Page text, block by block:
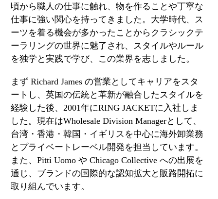
頃から職人の仕事に触れ、物を作ることや丁寧な
仕事に強い関心を持ってきました。大学時代、ス
ーツを着る機会が多かったことからクラシックテ
ーラリングの世界に魅了され、スタイルやルール
を独学と実践で学び、この業界を志しました。
まず Richard Jamesの営業としてキャリアをスタ
ートし、英国の伝統と革新が融合したスタイルを
経験した後、2001年にRING JACKETに入社しま
した。現在はWholesale Division Managerとして、
台湾・香港・韓国・イギリスを中心に海外卸業務
とプライベートレーベル開発を担当しています。
また、Pitti Uomoや Chicago Collectiveへの出展を
通じ、ブランドの国際的な認知拡大と販路開拓に
取り組んでいます。